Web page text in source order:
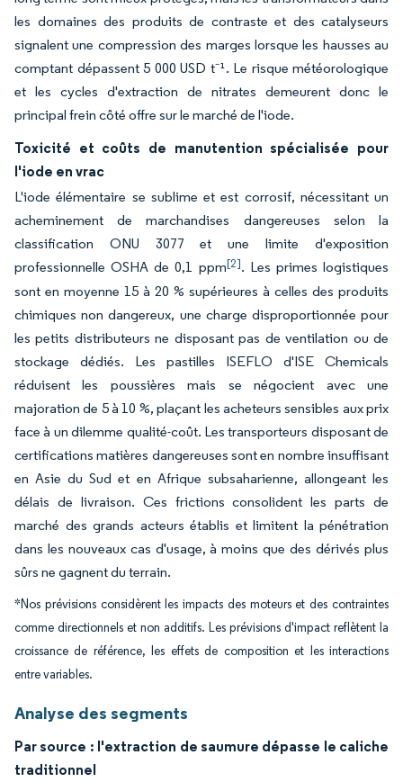
les domaines des produits de contraste et des catalyseurs
signalent une compression des marges lorsque les hausses au
comptant dépassent 5 000 USD t⁻¹. Le risque météorologique
et les cycles d'extraction de nitrates demeurent donc le
principal frein côté offre sur le marché de l'iode.
Toxicité et coûts de manutention spécialisée pour
l'iode en vrac
L'iode élémentaire se sublime et est corrosif, nécessitant un
acheminement de marchandises dangereuses selon la
classification ONU 3077 et une limite d'exposition
professionnelle OSHA de 0,1 ppm[2]. Les primes logistiques
sont en moyenne 15 à 20 % supérieures à celles des produits
chimiques non dangereux, une charge disproportionnée pour
les petits distributeurs ne disposant pas de ventilation ou de
stockage dédiés. Les pastilles ISEFLO d'ISE Chemicals
réduisent les poussières mais se négocient avec une
majoration de 5 à 10 %, plaçant les acheteurs sensibles aux prix
face à un dilemme qualité-coût. Les transporteurs disposant de
certifications matières dangereuses sont en nombre insuffisant
en Asie du Sud et en Afrique subsaharienne, allongeant les
délais de livraison. Ces frictions consolident les parts de
marché des grands acteurs établis et limitent la pénétration
dans les nouveaux cas d'usage, à moins que des dérivés plus
sûrs ne gagnent du terrain.
*Nos prévisions considèrent les impacts des moteurs et des contraintes
comme directionnels et non additifs. Les prévisions d'impact reflètent la
croissance de référence, les effets de composition et les interactions
entre variables.
Analyse des segments
Par source : l'extraction de saumure dépasse le caliche
traditionnel